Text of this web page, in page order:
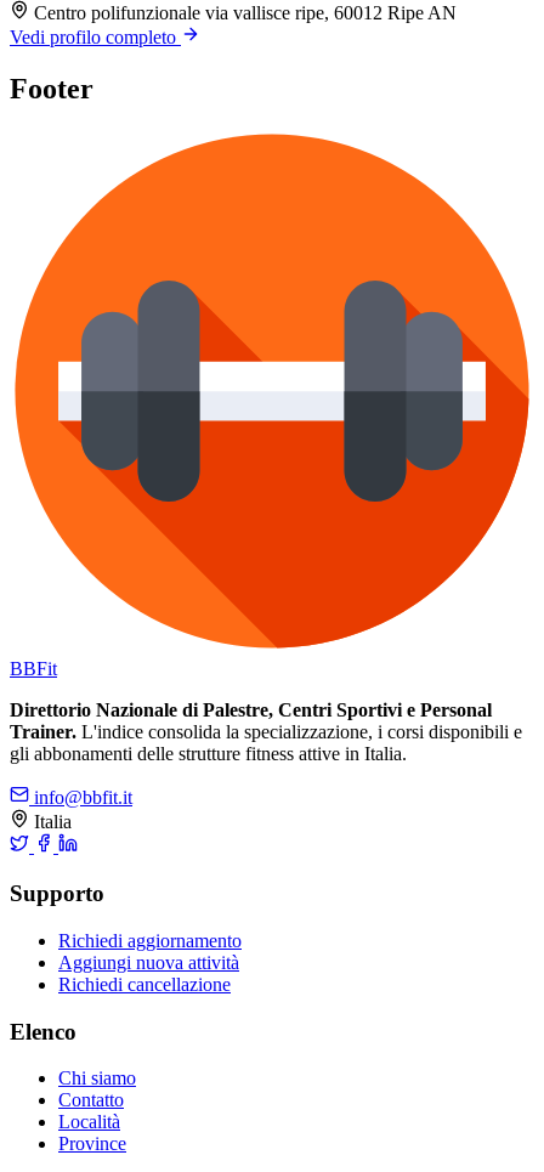
Centro polifunzionale via vallisce ripe, 60012 Ripe AN
Vedi profilo completo
Footer
BBFit
Direttorio Nazionale di Palestre, Centri Sportivi e Personal
Trainer. L'indice consolida la specializzazione, i corsi disponibili e
gli abbonamenti delle strutture fitness attive in Italia.
info@bbfit.it
Italia
Supporto
Richiedi aggiornamento
Aggiungi nuova attività
Richiedi cancellazione
Elenco
Chi siamo
Contatto
Località
Province